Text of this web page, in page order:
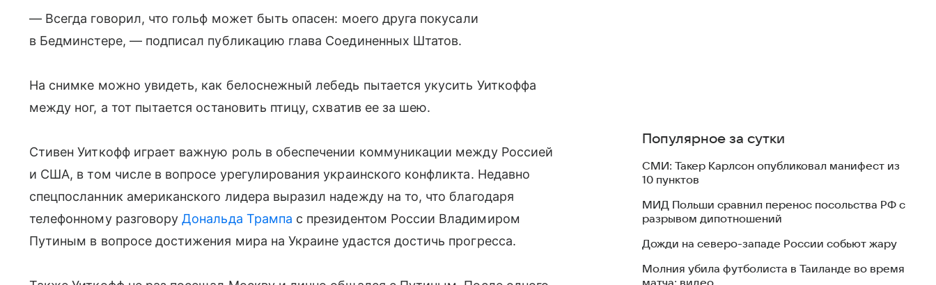
— Всегда говорил, что гольф может быть опасен: моего друга покусали
в Бедминстере, — подписал публикацию глава Соединенных Штатов.
На снимке можно увидеть, как белоснежный лебедь пытается укусить Уиткоффа
между ног, а тот пытается остановить птицу, схватив ее за шею.
Стивен Уиткофф играет важную роль в обеспечении коммуникации между Россией
и США, в том числе в вопросе урегулирования украинского конфликта. Недавно
спецпосланник американского лидера выразил надежду на то, что благодаря
телефонному разговоруДональда Трампа с президентом России Владимиром
Путиным в вопросе достижения мира на Украине удастся достичь прогресса.
Популярное за сутки
СМИ: Такер Карлсон опубликовал манифест из
10 пунктов
МИД Польши сравнил перенос посольства РФ с
разрывом дипотношений
Дожди на северо-западе России собьют жару
Молния убила футболиста в Таиланде во время